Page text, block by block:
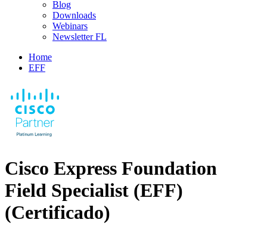
Blog
Downloads
Webinars
Newsletter FL
Home
EFF
Cisco Express Foundation
Field Specialist (EFF)
(Certificado)